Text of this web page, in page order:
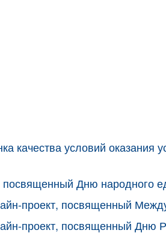
качества условий оказания
Дню народного
проект, посвященный
проект, посвященный Дню